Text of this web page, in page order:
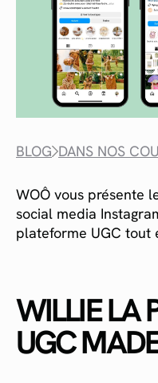
BLOG DANS NOS
WOÔ vous présente
social media
plateforme UGC tout
WILLIE LA
UGC